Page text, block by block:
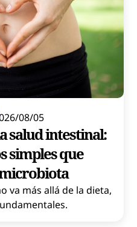
08/05
salud intestinal:
simples que
va más allá de la dieta,